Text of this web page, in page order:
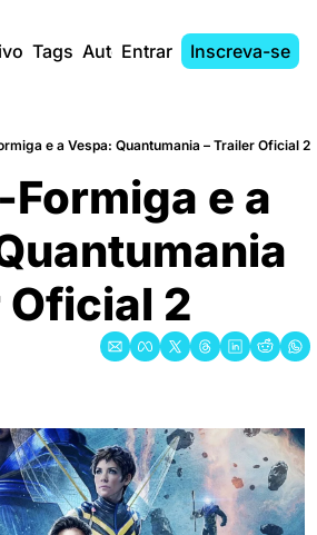
Tags AutoresEntrar Inscreva-se
e a Vespa: Quantumania – Trailer Oficial 2
e a
Oficial 2